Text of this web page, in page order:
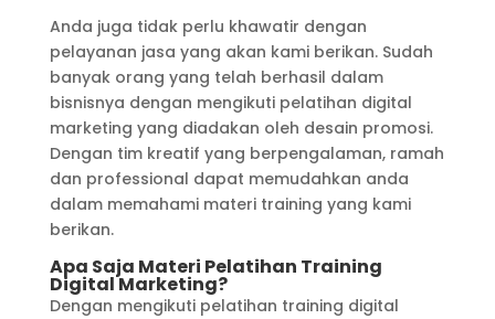
Anda juga tidak perlu khawatir dengan
pelayanan jasa yang akan kami berikan. Sudah
banyak orang yang telah berhasil dalam
bisnisnya dengan mengikuti pelatihan digital
marketing yang diadakan oleh desain promosi.
Dengan tim kreatif yang berpengalaman, ramah
dan professional dapat memudahkan anda
dalam memahami materi training yang kami
berikan.
Apa Saja Materi Pelatihan Training
Digital Marketing?
Dengan mengikuti pelatihan training digital